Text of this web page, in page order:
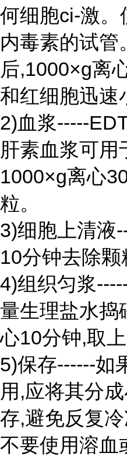
何细胞ci-激。
内毒素的试管
后,1000×g离
和红细胞迅速
2)血浆-----
肝素血浆可用
1000×g离心
粒。
3)细胞上清液
10分钟去除颗
4)组织匀浆
量生理盐水捣
心10分钟,取
5)保存------如
用,应将其分
存,避免反复
不要使用溶血